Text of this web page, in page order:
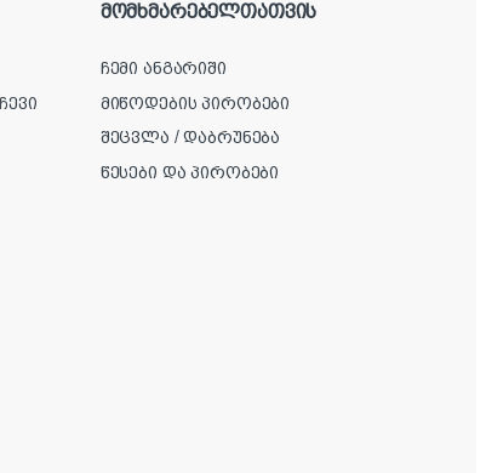
მომხმარებელთათვის
ჩემი ანგარიში
მიწოდების პირობები
შეცვლა / დაბრუნება
წესები და პირობები